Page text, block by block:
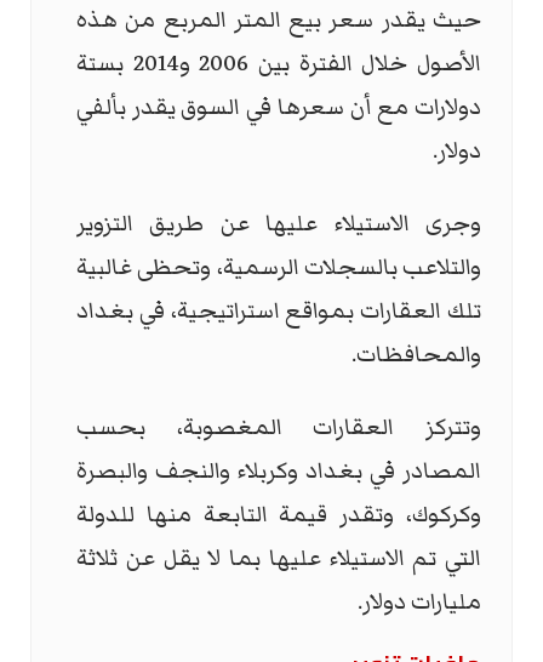
حيث يقدر سعر بيع المتر المربع من هذه
الأصول خلال الفترة بين 2006 و2014 بستة
دولارات مع أن سعرها في السوق يقدر بألفي
دولار.
وجرى الاستيلاء عليها عن طريق التزوير
والتلاعب بالسجلات الرسمية، وتحظى غالبية
تلك العقارات بمواقع استراتيجية، في بغداد
والمحافظات.
وتتركز العقارات المغصوبة، بحسب
المصادر في بغداد وكربلاء والنجف والبصرة
وكركوك، وتقدر قيمة التابعة منها للدولة
التي تم الاستيلاء عليها بما لا يقل عن ثلاثة
مليارات دولار.